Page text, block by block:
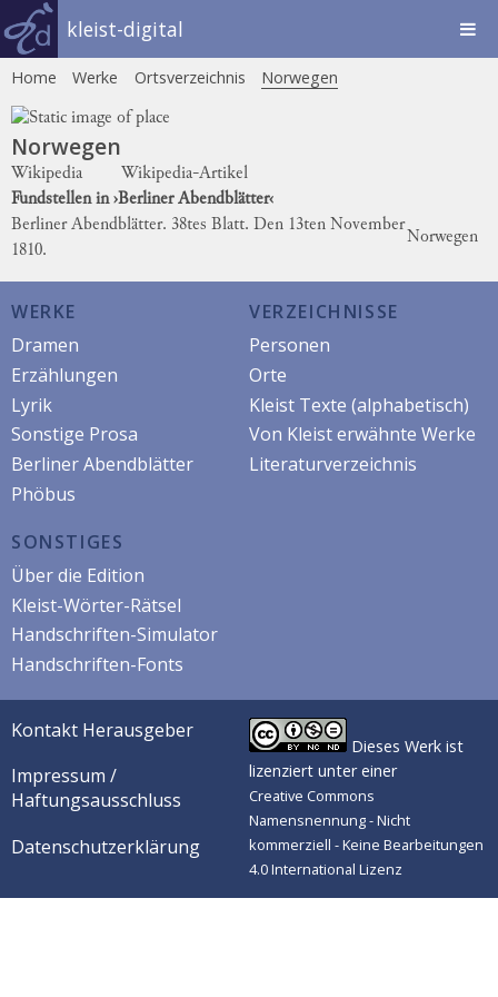
kleist-digital
Home Werke Ortsverzeichnis Norwegen
Norwegen
Wikipedia
Wikipedia-Artikel
Fundstellen in ›Berliner Abendblätter‹
Berliner Abendblätter. 38tes Blatt. Den 13ten November
1810.
Norwegen
WERKE
Dramen
Erzählungen
Lyrik
Sonstige Prosa
Berliner Abendblätter
Phöbus
VERZEICHNISSE
Personen
Orte
Kleist Texte (alphabetisch)
Von Kleist erwähnte Werke
Literaturverzeichnis
SONSTIGES
Über die Edition
Kleist-Wörter-Rätsel
Handschriften-Simulator
Handschriften-Fonts
Kontakt Herausgeber
Impressum /
Haftungsausschluss
Datenschutzerklärung
Dieses Werk ist
lizenziert unter einer
Creative Commons
Namensnennung - Nicht
kommerziell - Keine Bearbeitungen
4.0 International Lizenz